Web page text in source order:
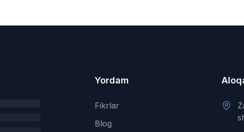
Yordam
Fikrlar
Blog